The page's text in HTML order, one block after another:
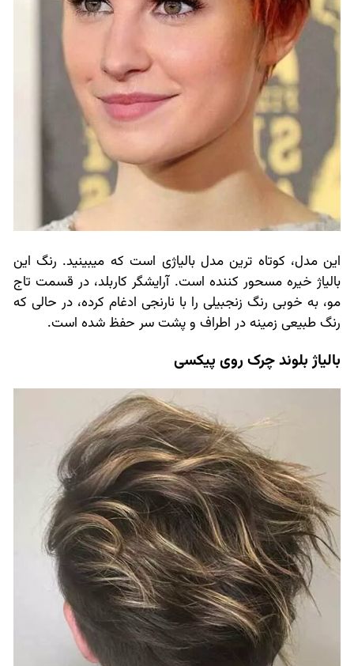
این مدل، کوتاه ترین مدل بالیاژی است که میبینید. رنگ این
بالیاژ خیره مسحور کننده است. آرایشگر کاربلد، در قسمت تاج
مو، به خوبی رنگ زنجبیلی را با نارنجی ادغام کرده، در حالی که
رنگ طبیعی زمینه در اطراف و پشت سر حفظ شده است.
بالیاژ بلوند چرک روی پیکسی